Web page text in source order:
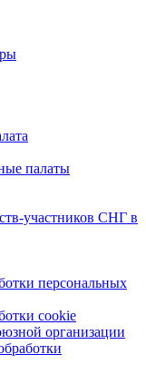
палаты
участников СНГ в
персональных
cookie
организации